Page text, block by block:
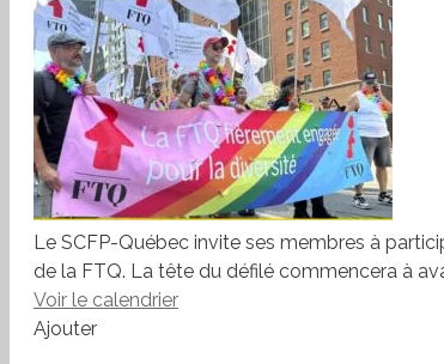
Le SCFP-Québec invite ses membres à
de la FTQ. La tête du défilé commencera à
Voir le calendrier
Ajouter